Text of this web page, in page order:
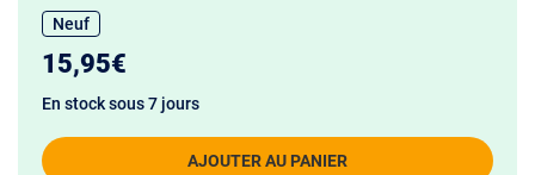
Neuf
15,95€
AJOUTER AU PANIER
En stock sous 7 jours